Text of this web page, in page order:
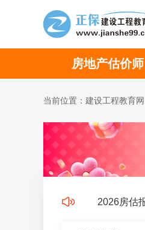
房地产估价师
当前位置： 建设工程教育网
打卡表免费领 2026房估报